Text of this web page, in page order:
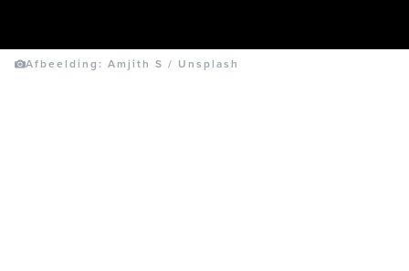
Afbeelding: Amjith S / Unsplash